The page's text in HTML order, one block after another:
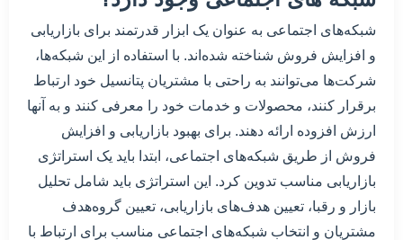
شبکه‌های اجتماعی به عنوان یک ابزار قدرتمند برای بازاریابی
و افزایش فروش شناخته شده‌اند. با استفاده از این شبکه‌ها،
شرکت‌ها می‌توانند به راحتی با مشتریان پتانسیل خود ارتباط
برقرار کنند، محصولات و خدمات خود را معرفی کنند و به آنها
ارزش افزوده ارائه دهند. برای بهبود بازاریابی و افزایش
فروش از طریق شبکه‌های اجتماعی، ابتدا باید یک استراتژی
بازاریابی مناسب تدوین کرد. این استراتژی باید شامل تحلیل
بازار و رقبا، تعیین هدف‌های بازاریابی، تعیین گروه‌هدف
مشتریان و انتخاب شبکه‌های اجتماعی مناسب برای ارتباط با